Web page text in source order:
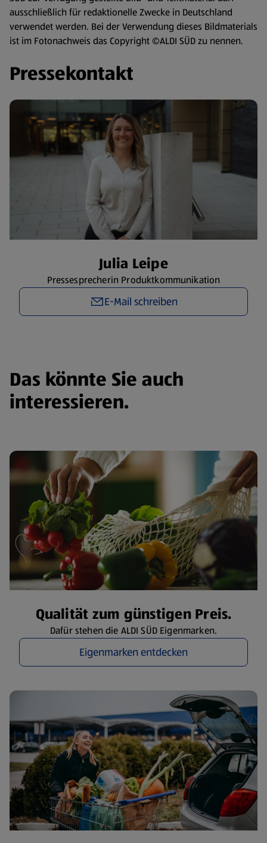
ausschließlich für redaktionelle Zwecke in Deutschland
verwendet werden. Bei der Verwendung dieses Bildmaterials
ist im Fotonachweis das Copyright ©ALDI SÜD zu nennen.
Pressekontakt
​Julia Leipe
Pressesprecherin Produktkommunikation
E-Mail schreiben
Das könnte Sie auch
interessieren.
Qualität zum günstigen Preis.
Dafür stehen die ALDI SÜD Eigenmarken.
Eigenmarken entdecken